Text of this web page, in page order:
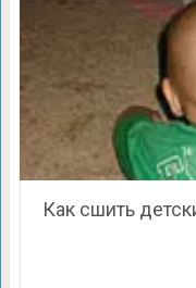
Как сшить